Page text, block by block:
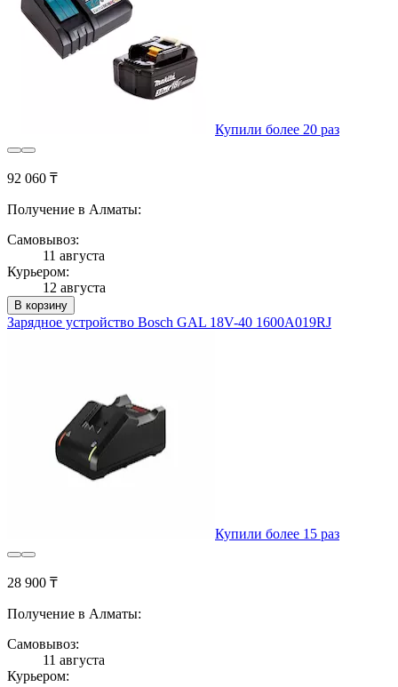
Купили более 20 раз
92 060 ₸
Получение в Алматы:
Самовывоз:
11 августа
Курьером:
12 августа
В корзину
Зарядное устройство Bosch GAL 18V-40 1600A019RJ
Купили более 15 раз
28 900 ₸
Получение в Алматы:
Самовывоз:
11 августа
Курьером: